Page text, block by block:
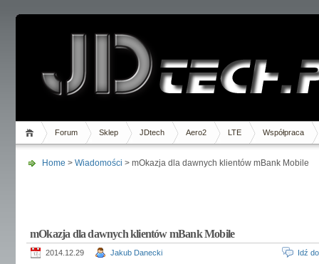
Forum Sklep JDtech Aero2 LTE Współpraca
Home > Wiadomości > mOkazja dla dawnych klientów mBank Mobile
mOkazja dla dawnych klientów mBank Mobile
2014.12.29 Jakub Danecki Idź